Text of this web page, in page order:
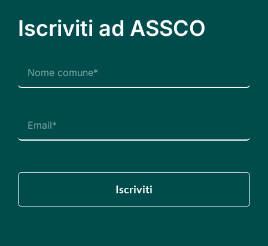
Iscriviti ad ASSCO
Iscriviti